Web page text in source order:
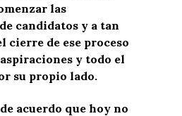
las
candidatos y a tan
cierre de ese proceso
y todo el
su propio lado.
acuerdo que hoy no